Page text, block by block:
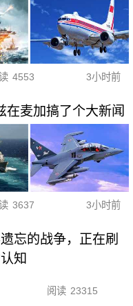
4553 3小时前
在麦加搞了个大新闻
3637 3小时前
忘的战争，正在刷
知
阅读 23315